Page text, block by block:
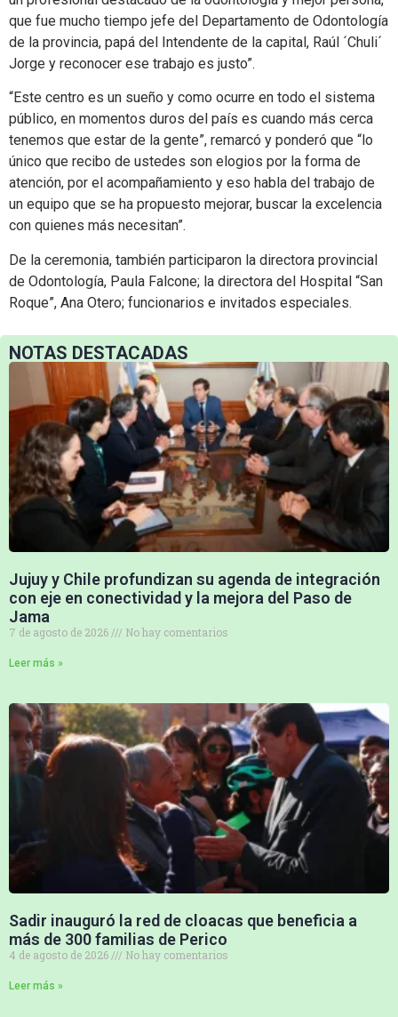
NOTAS DESTACADAS
Jujuy y Chile profundizan su agenda de integración
con eje en conectividad y la mejora del Paso de
Jama
7 de agosto de 2026 No hay comentarios
Leer más »
Sadir inauguró la red de cloacas que beneficia a
más de 300 familias de Perico
4 de agosto de 2026 No hay comentarios
Leer más »
que fue mucho tiempo jefe del Departamento de Odontología
de la provincia, papá del Intendente de la capital, Raúl ´Chuli´
Jorge y reconocer ese trabajo es justo”.
“Este centro es un sueño y como ocurre en todo el sistema
público, en momentos duros del país es cuando más cerca
tenemos que estar de la gente”, remarcó y ponderó que “lo
único que recibo de ustedes son elogios por la forma de
atención, por el acompañamiento y eso habla del trabajo de
un equipo que se ha propuesto mejorar, buscar la excelencia
con quienes más necesitan”.
De la ceremonia, también participaron la directora provincial
de Odontología, Paula Falcone; la directora del Hospital “San
Roque”, Ana Otero; funcionarios e invitados especiales.